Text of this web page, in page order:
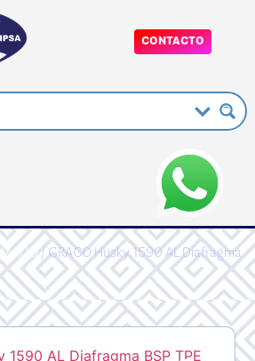
CONTACTO
/ GRACO Husky 1590 AL Diafragma